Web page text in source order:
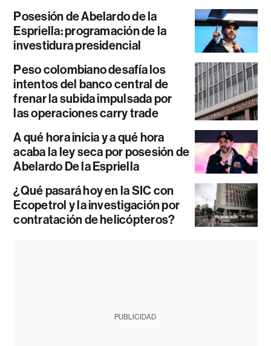
Posesión de Abelardo de la
Espriella: programación de la
investidura presidencial
Peso colombiano desafía los
intentos del banco central de
frenar la subida impulsada por
las operaciones carry trade
A qué hora inicia y a qué hora
acaba la ley seca por posesión de
Abelardo De la Espriella
¿Qué pasará hoy en la SIC con
Ecopetrol y la investigación por
contratación de helicópteros?
PUBLICIDAD